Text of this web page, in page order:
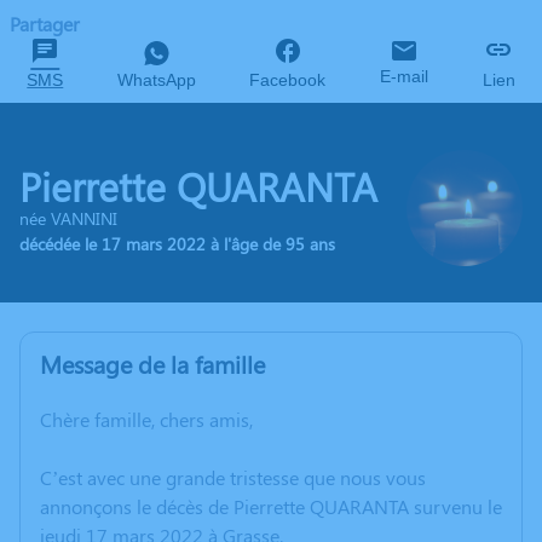
Partager
SMS WhatsApp Facebook E-mail Lien
Pierrette QUARANTA
née VANNINI
décédée le 17 mars 2022 à l'âge de 95 ans
Message de la famille
Chère famille, chers amis,
C’est avec une grande tristesse que nous vous
annonçons le décès de Pierrette QUARANTA survenu le
jeudi 17 mars 2022 à Grasse.